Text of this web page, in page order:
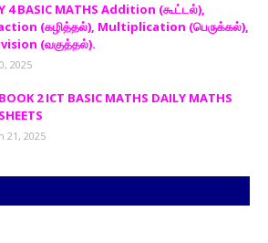
4 BASIC MATHS Addition (கூட்டல்),
(கழித்தல்), Multiplication (பெருக்கல்),
(வகுத்தல்).
2025
2 ICT BASIC MATHS DAILY MATHS
21, 2025